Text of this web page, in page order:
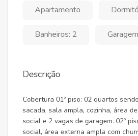
Apartamento
Banheiros: 2
Descrição
Cobertura 01º piso: 02 quartos
sacada, sala ampla, cozinha, área
social e 2 vagas de garagem. 02º
social, área externa ampla com